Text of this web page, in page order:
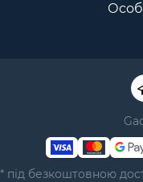
* під безкоштовною